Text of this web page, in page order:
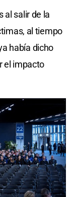
al salir de la
al tiempo
había dicho
el impacto